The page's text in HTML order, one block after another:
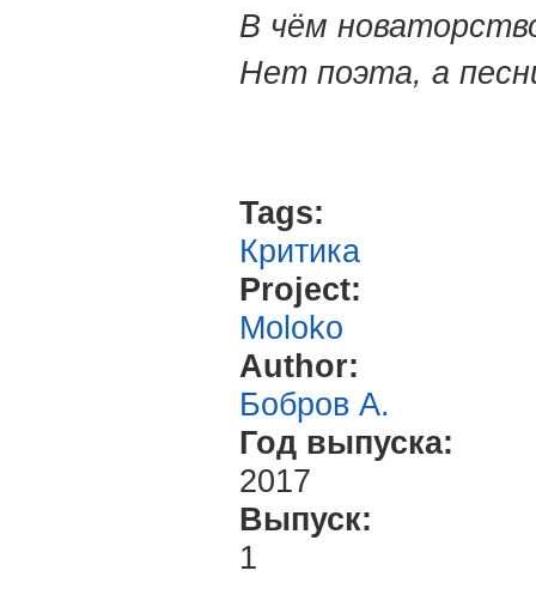
В чём
Нет поэта, а
Tags:
Критика
Project:
Moloko
Author:
Бобров А.
Год выпуска:
2017
Выпуск:
1